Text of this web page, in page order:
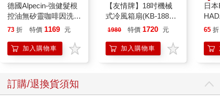
情，會把受虐情節誇大，造成其故事脈絡不一致，以致後來事跡
敗露時，輿論支持的力道便會削弱。
前一章提到西哈努克市的血奴案就是一個例子。倖存者分享的故
認該國詐騙園區的存在，甚至還逮捕拯救行動的關鍵人士。
這種模糊不清的狀態，導致大眾開始不相信倖存者的說詞，讓某
者的救援行動。以這樣的推論來看，此時媒體對於網路詐騙產業
德國Alpecin-強健髮根
控油無矽靈咖啡因洗髮
凝露375ml/瓶-C1強健
調理頭皮洗髮液/0矽靈
滋潤洗頭髮水/一般髮
73 折 特價 1169 元
加入購物車
【友情牌】18吋機械
式冷風箱扇(KB-1881
按鍵在上方)
1980 特價 1720 元
加入購物車
日
金
臉
65 折
訂購/退換貨須知